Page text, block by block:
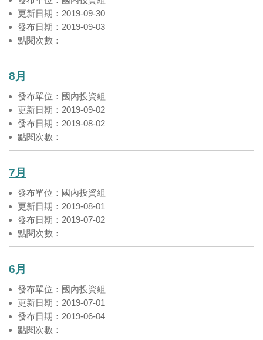
更新日期：2019-09-30
發布日期：2019-09-03
點閱次數：
8月
發布單位：國內投資組
更新日期：2019-09-02
發布日期：2019-08-02
點閱次數：
7月
發布單位：國內投資組
更新日期：2019-08-01
發布日期：2019-07-02
點閱次數：
6月
發布單位：國內投資組
更新日期：2019-07-01
發布日期：2019-06-04
點閱次數：